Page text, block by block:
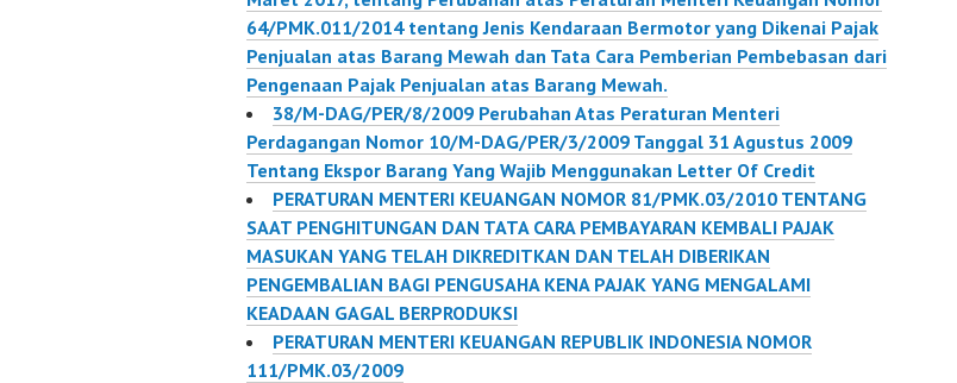
64/PMK.011/2014 tentang Jenis Kendaraan Bermotor yang Dikenai Pajak
Penjualan atas Barang Mewah dan Tata Cara Pemberian Pembebasan dari
Pengenaan Pajak Penjualan atas Barang Mewah.
38/M-DAG/PER/8/2009 Perubahan Atas Peraturan Menteri
Perdagangan Nomor 10/M-DAG/PER/3/2009 Tanggal 31 Agustus 2009
Tentang Ekspor Barang Yang Wajib Menggunakan Letter Of Credit
PERATURAN MENTERI KEUANGAN NOMOR 81/PMK.03/2010 TENTANG
SAAT PENGHITUNGAN DAN TATA CARA PEMBAYARAN KEMBALI PAJAK
MASUKAN YANG TELAH DIKREDITKAN DAN TELAH DIBERIKAN
PENGEMBALIAN BAGI PENGUSAHA KENA PAJAK YANG MENGALAMI
KEADAAN GAGAL BERPRODUKSI
PERATURAN MENTERI KEUANGAN REPUBLIK INDONESIA NOMOR
111/PMK.03/2009